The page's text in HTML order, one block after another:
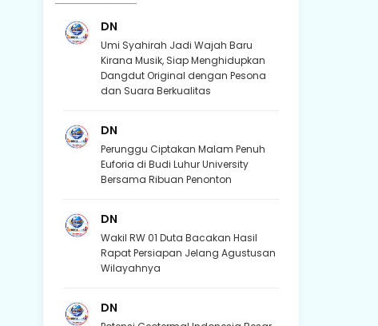
DN
Umi Syahirah Jadi Wajah Baru
Kirana Musik, Siap Menghidupkan
Dangdut Original dengan Pesona
dan Suara Berkualitas
DN
Perunggu Ciptakan Malam Penuh
Euforia di Budi Luhur University
Bersama Ribuan Penonton
DN
Wakil RW 01 Duta Bacakan Hasil
Rapat Persiapan Jelang Agustusan
Wilayahnya
DN